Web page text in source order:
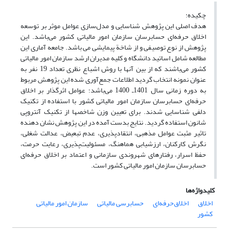
چکیده:
هدف اصلی این پژوهش شناسایی و مدل‌سازی عوامل موثر بر توسعه
اخلاق حرفه‌ای حسابرسان سازمان امور مالیاتی کشور می‌باشد. این
پژوهش از نوع توصیفی و از شاخة پیمایشی می باشد. جامعه آماری این
مطالعه شامل اساتید دانشگاه و کلیه مدیران ارشد سازمان امور مالیاتی
کشور‌ می‌باشند که از بین آنها با روش اشباع نظری تعداد 19 نفر به
عنوان نمونه انتخاب گردید اطلاعات جمع‌آوری شده این پژوهش مربوط
به دوره زمانی سال 1401ـ 1400 می‌باشد؛ عوامل اثرگذار بر اخلاق
حرفه‌ای حسابرسان سازمان امور مالیاتی کشور با استفاده از تکنیک
دلفی شناسایی شدند. برای تعیین وزن شاخصها از تکنیک آنتروپی
شانون استفاده گردید. نتایج بدست آمده در این پژوهش نشان دهنده
تاثیر مثبت عوامل مذهبی، انتقادپذیری، عدم تبعیض، عدالت شغلی،
نگرش کارکنان، ارزشیابی هماهنگ، مسئولیت‌پذیری، رعایت حرمت،
حفظ اسرار، رفتارهای شهروندی سازمانی و اعتماد بر اخلاق حرفه‌ای
حسابرسان سازمان امور مالیاتی کشور است.
کلیدواژه‌ها
اخلاق
اخلاق‌حرفه‌ای حسابرسی مالیاتی سازمان امور مالیاتی
کشور